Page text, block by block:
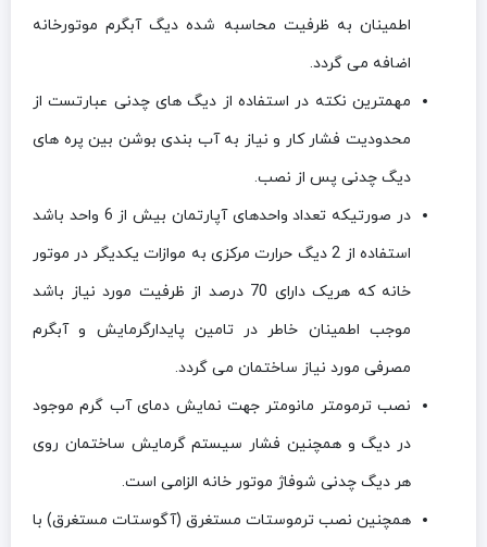
اطمینان به ظرفیت محاسبه شده دیگ آبگرم موتورخانه
اضافه می گردد.
مهمترین نکته در استفاده از دیگ های چدنی عبارتست از
محدودیت فشار کار و نیاز به آب بندی بوشن بین پره های
دیگ چدنی پس از نصب.
در صورتیکه تعداد واحدهای آپارتمان بیش از 6 واحد باشد
استفاده از 2 دیگ حرارت مرکزی به موازات یکدیگر در موتور
خانه که هریک دارای 70 درصد از ظرفیت مورد نیاز باشد
موجب اطمینان خاطر در تامین پایدارگرمایش و آبگرم
مصرفی مورد نیاز ساختمان می گردد.
نصب ترمومتر مانومتر جهت نمایش دمای آب گرم موجود
در دیگ و همچنین فشار سیستم گرمایش ساختمان روی
هر دیگ چدنی شوفاژ موتور خانه الزامی است.
همچنین نصب ترموستات مستغرق (آگوستات مستغرق) با